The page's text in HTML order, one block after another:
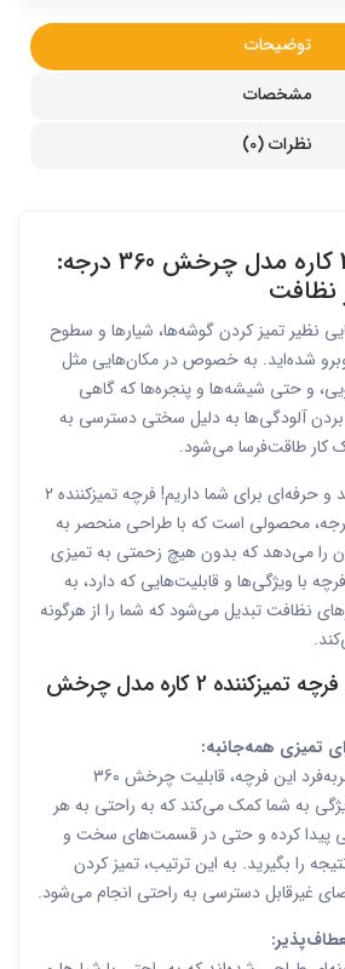
توضیحات
مشخصات
نظرات (0)
فرچه تمیزکننده 2 کاره مدل چرخش 360 درجه:
نظافت
نظیر تمیز کردن گوشه‌ها، شیارها و سطوح
شده‌اید. به خصوص در مکان‌هایی مثل
و حتی شیشه‌ها و پنجره‌ها که گاهی
بردن آلودگی‌ها به دلیل سختی دسترسی به
کار طاقت‌فرسا می‌شود.
اما حالا یک راه حل کارآمد و حرفه‌ای برای شما داریم! فرچه تمیزکننده 2
مدل چرخش 360 درجه، محصولی است که با طراحی منحصر به
را می‌دهد که بدون هیچ زحمتی به تمیزی
با ویژگی‌ها و قابلیت‌هایی که دارد، به
نظافت تبدیل می‌شود که شما را از هرگونه
ویژگی‌های برجسته فرچه تمیزکننده 2 کاره مدل چرخش
یکی از ویژگی‌های منحصربه‌فرد این فرچه، قابلیت چرخش 360
به شما کمک می‌کند که به راحتی به هر
پیدا کرده و حتی در قسمت‌های سخت و
را بگیرید. به این ترتیب، تمیز کردن
غیرقابل دسترسی به راحتی انجام می‌شود.